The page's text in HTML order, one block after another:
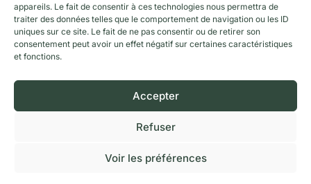
appareils. Le fait de consentir à ces technologies nous permettra de
traiter des données telles que le comportement de navigation ou les ID
uniques sur ce site. Le fait de ne pas consentir ou de retirer son
consentement peut avoir un effet négatif sur certaines caractéristiques
et fonctions.
Accepter
Refuser
Voir les préférences
FAQ
Webinaires
Nous
sur :
une démo
gratuit